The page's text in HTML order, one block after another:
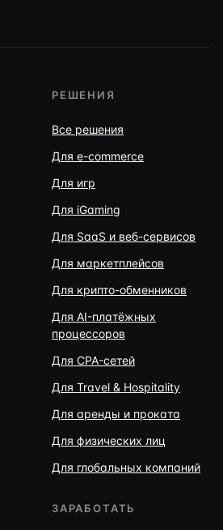
РЕШЕНИЯ
Все решения
Для e-commerce
Для игр
Для iGaming
Для SaaS и веб-сервисов
Для маркетплейсов
Для крипто-обменников
Для AI-платёжных
процессоров
Для CPA-сетей
Для Travel & Hospitality
Для аренды и проката
Для физических лиц
Для глобальных компаний
ЗАРАБОТАТЬ